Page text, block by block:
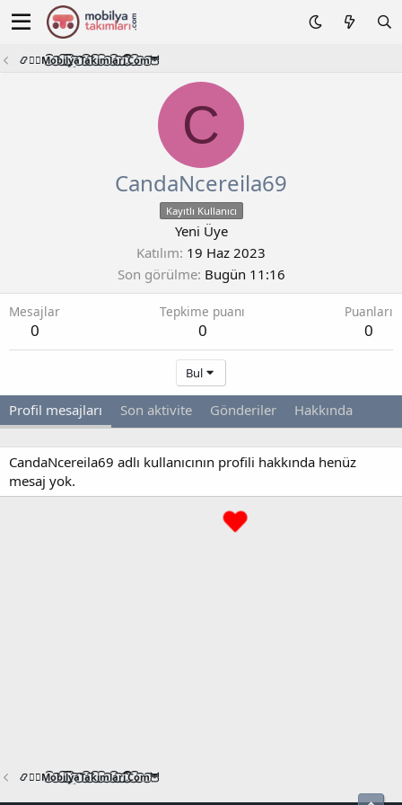
📿🧙‍♂️M͜͡o͜͡b͜͡i͜͡l͜͡y͜͡a͜͡T͜͡a͜͡k͜͡i͜͡m͜͡l͜͡a͜͡r͜͡i͜͡.͜͡C͜͡o͜͡m͜͡🦉
C
CandaNcereila69
Kayıtlı Kullanıcı
Yeni Üye
Katılım 19 Haz 2023
Son görülme Bugün 11:16
Mesajlar
0
Tepkime puanı
0
Puanları
0
Bul
Profil mesajları Son aktivite Gönderiler Hakkında
CandaNcereila69 adlı kullanıcının profili hakkında henüz
mesaj yok.
📿🧙‍♂️M͜͡o͜͡b͜͡i͜͡l͜͡y͜͡a͜͡T͜͡a͜͡k͜͡i͜͡m͜͡l͜͡a͜͡r͜͡i͜͡.͜͡C͜͡o͜͡m͜͡🦉